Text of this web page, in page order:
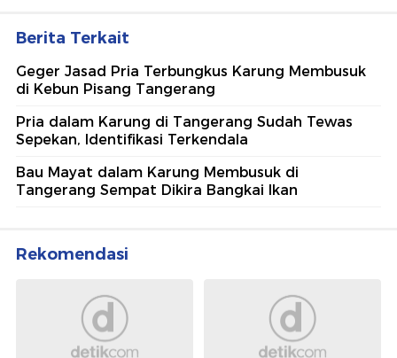
Berita Terkait
Geger Jasad Pria Terbungkus Karung Membusuk
di Kebun Pisang Tangerang
Pria dalam Karung di Tangerang Sudah Tewas
Sepekan, Identifikasi Terkendala
Bau Mayat dalam Karung Membusuk di
Tangerang Sempat Dikira Bangkai Ikan
Rekomendasi